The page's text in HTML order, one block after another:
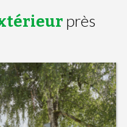
près